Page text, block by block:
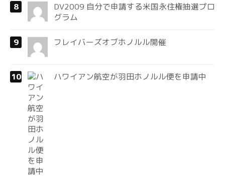
DV2009 自分で申請する米国永住権抽選プロ
グラム
フレイバーズオブホノルル開催
ハワイアン航空が羽田ホノルル便を申請中